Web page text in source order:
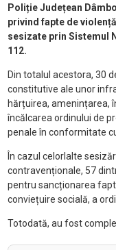
Poliție Județean
privind fapte de
sesizate prin Sistemul
112.
Din totalul acestora, 30
constitutive ale unor
hărțuirea, amenințarea,
încălcarea ordinului de
penale în conformitate
În cazul celorlalte
contravenționale, 57
pentru sancționarea
conviețuire socială, a
Totodată, au fost